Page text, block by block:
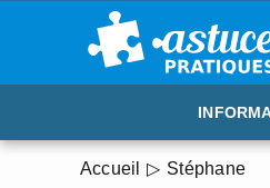
Accueil Stéphane